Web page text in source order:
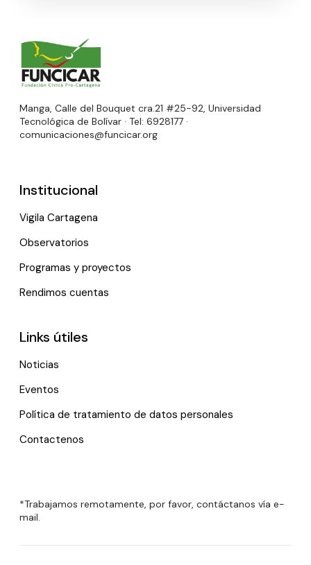
Manga, Calle del Bouquet cra.21 #25-92, Universidad
Tecnológica de Bolívar · Tel: 6928177 ·
comunicaciones@funcicar.org
Institucional
Vigila Cartagena
Observatorios
Programas y proyectos
Rendimos cuentas
Links útiles
Noticias
Eventos
Política de tratamiento de datos personales
Contactenos
*Trabajamos remotamente, por favor, contáctanos vía e-
mail.